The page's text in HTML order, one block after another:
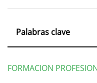
Palabras clave
FORMACION